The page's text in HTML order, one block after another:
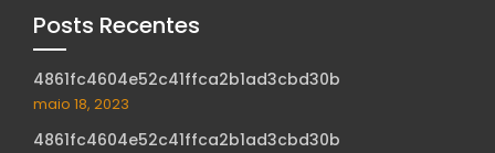
Posts Recentes
4861fc4604e52c41ffca2b1ad3cbd30b
maio 18, 2023
4861fc4604e52c41ffca2b1ad3cbd30b